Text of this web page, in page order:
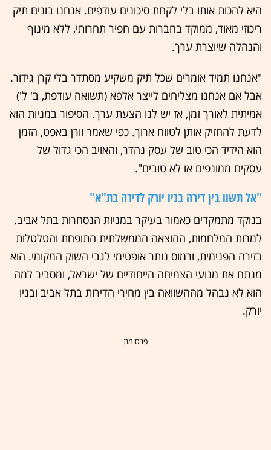
היא להכות אותו בלי לקחת סיכונים עודפים. אנחנו בונים תיק
ריכוזי מאוד, ממוקד בחברות עם חפיר תחרותי, ללא מינוף
והנהלה שיוצרת ערך.
"אנחנו תמיד אומרים שכל תיק משקיע מסתדר בלי קרן גידור.
אבל אם אנחנו מצליחים לייצר אלפא (תשואה עודפת, ב' ל')
אמיתית לאורך זמן, אז יש לנו הצעת ערך. הסיפור במניות הוא
לדעת להחזיק אותן לטווח ארוך. כפי שאמר וורן באפט, הזמן
הוא הידיד הכי טוב של עסק נהדר, והאויב הכי גדול של
עסקים ממונפים או לא טובים".
"אל תשוו בין דירה בניו יורק לדירה בת"א"
בנוקד מתמקדים כאמור בעיקר במניות הנסחרות בתל אביב.
למרות המלחמות, ההוצאה הממשלתית התופחת והטלטלות
בזירה הפנימית, ורמוס נותר אופטימי לגבי השוק המקומי. הוא
מנתח את מנועי הצמיחה הייחודיים של ישראל, ומסביר למה
הוא לא נבהל מההשוואה בין מחירי הדירות בתל אביב ובניו
יורק.
- פרסומת -